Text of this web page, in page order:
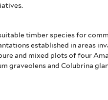
timber species for
established in areas
and mixed plots of four
graveolens and Colubrina